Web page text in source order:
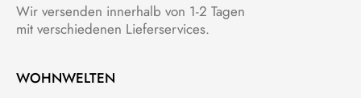
Wir versenden innerhalb von 1-2 Tagen
mit verschiedenen Lieferservices.
WOHNWELTEN